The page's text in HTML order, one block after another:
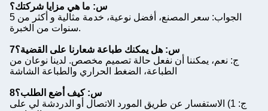
س: ما هي مزايا شركتك؟
الجواب: سعر المصنع، أفضل نوعية، خدمة مثالية و أكثر من 5
سنوات من الخبرة.
7س: هل يمكنك طباعة شعارنا على القضية؟
ج: نعم، يمكننا أن نفعل حالة تصميم مخصص. لدينا نوعان من
الطباعة، الضغط الحراري والطباعة الشاشة
8س: كيف أضع الطلب؟
ج: 1) الاستفسار عن طريق المورد الاتصال أو الدردشة لي على